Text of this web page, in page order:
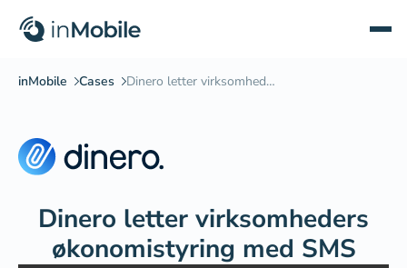
Dinero letter virksomheders
økonomistyring med SMS